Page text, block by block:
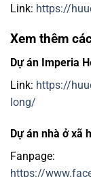
Link: https://
Xem thêm
Dự án Imperia
Link: https://
long/
Dự án nhà ở xã
Fanpage:
https://